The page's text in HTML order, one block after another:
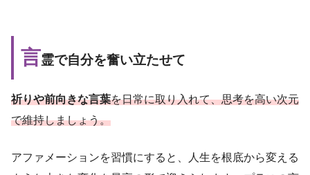
言霊で自分を奮い立たせて
祈りや前向きな言葉を日常に取り入れて、思考を高い次元
で維持しましょう。
アファメーションを習慣にすると、人生を根底から変える